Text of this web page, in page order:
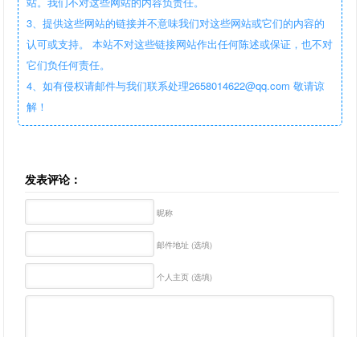
3、提供这些网站的链接并不意味我们对这些网站或它们的内容的
认可或支持。 本站不对这些链接网站作出任何陈述或保证，也不对
它们负任何责任。
4、如有侵权请邮件与我们联系处理2658014622@qq.com 敬请谅
解！
发表评论：
昵称
邮件地址 (选填)
个人主页 (选填)